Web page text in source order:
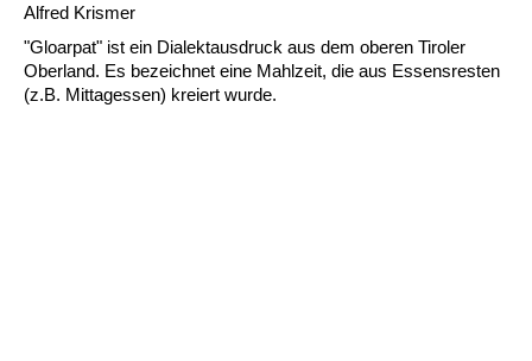
Alfred Krismer
"Gloarpat" ist ein Dialektausdruck aus dem oberen Tiroler
Oberland. Es bezeichnet eine Mahlzeit, die aus Essensresten
(z.B. Mittagessen) kreiert wurde.